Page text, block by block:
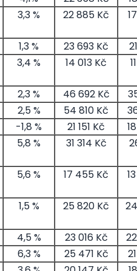
3,3 % 22 885 Kč
1,3 % 23 693 Kč
3,4 % 14 013 Kč
2,3 % 46 692 Kč
2,5 % 54 810 Kč
-1,8 % 21 151 Kč
5,8 % 31 314 Kč
5,6 % 17 455 Kč
1,5 % 25 820 Kč
4,5 % 23 016 Kč
6,3 % 25 471 Kč